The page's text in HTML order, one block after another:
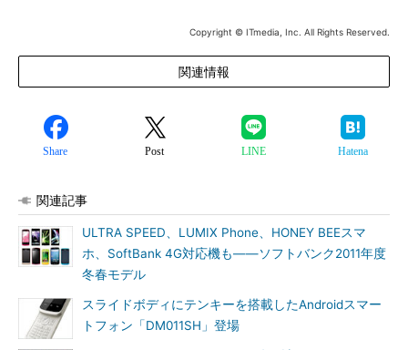
Copyright © ITmedia, Inc. All Rights Reserved.
関連情報
Share Post LINE Hatena
関連記事
ULTRA SPEED、LUMIX Phone、HONEY BEEスマ
ホ、SoftBank 4G対応機も――ソフトバンク2011年度
冬春モデル
スライドボディにテンキーを搭載したAndroidスマー
トフォン「DM011SH」登場